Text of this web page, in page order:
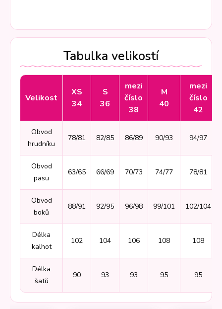
Tabulka velikostí
Velikost
XS
34
S
36
mezi
číslo
38
M
40
mezi
číslo
42
Obvod
hrudníku
78/81 82/85 86/89 90/93 94/97
Obvod
pasu
63/65 66/69 70/73 74/77 78/81
Obvod
boků
88/91 92/95 96/98 99/101 102/104
Délka
kalhot
102 104 106 108 108
Délka
šatů
90 93 93 95 95